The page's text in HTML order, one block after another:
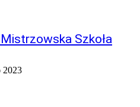
Szkoła
2023